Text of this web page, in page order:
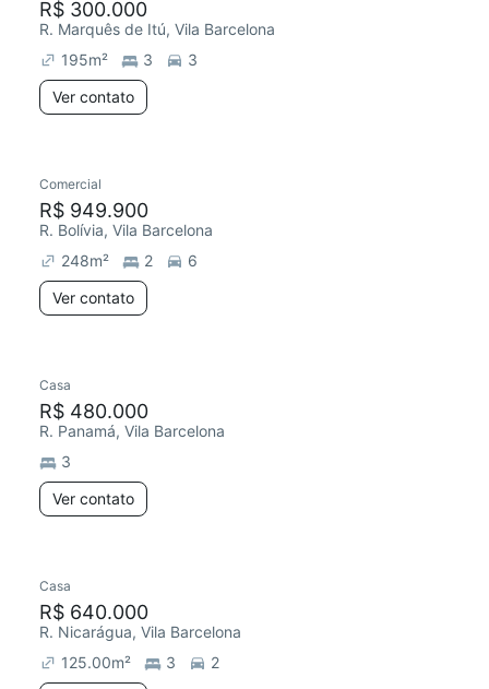
R$ 300.000
R. Marquês de Itú, Vila Barcelona
195m² 3
3
Ver contato
Redecorar
Comercial
R$ 949.900
R. Bolívia, Vila Barcelona
248m² 2
6
Ver contato
Casa
R$ 480.000
R. Panamá, Vila Barcelona
3
Ver contato
Casa
R$ 640.000
R. Nicarágua, Vila Barcelona
125.00m² 3
2